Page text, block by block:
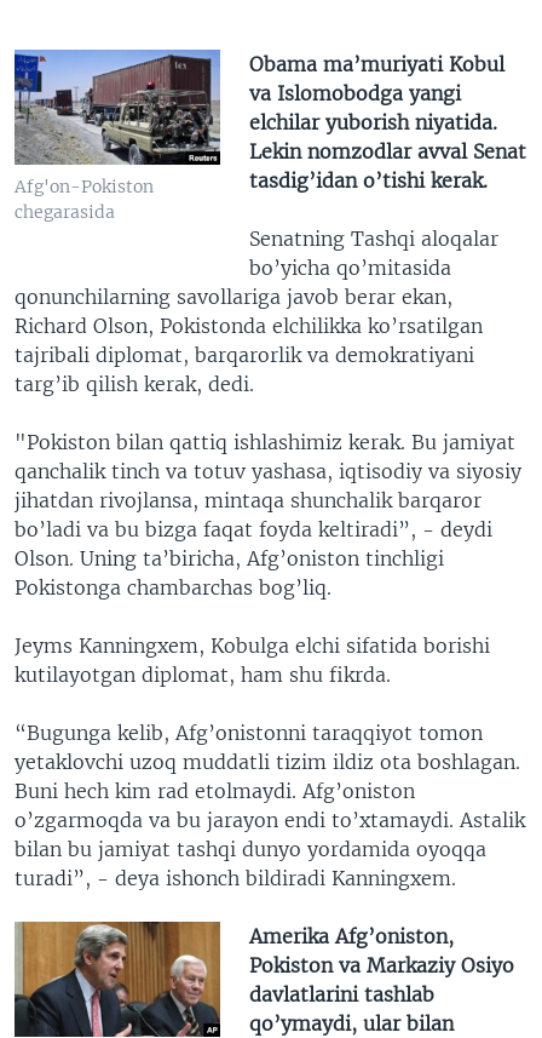
Afg'on-Pokiston
chegarasida
Obama ma’muriyati Kobul
va Islomobodga yangi
elchilar yuborish niyatida.
Lekin nomzodlar avval Senat
tasdig’idan o’tishi kerak.
Senatning Tashqi aloqalar
bo’yicha qo’mitasida
qonunchilarning savollariga javob berar ekan,
Richard Olson, Pokistonda elchilikka ko’rsatilgan
tajribali diplomat, barqarorlik va demokratiyani
targ’ib qilish kerak, dedi.
"Pokiston bilan qattiq ishlashimiz kerak. Bu jamiyat
qanchalik tinch va totuv yashasa, iqtisodiy va siyosiy
jihatdan rivojlansa, mintaqa shunchalik barqaror
bo’ladi va bu bizga faqat foyda keltiradi”, - deydi
Olson. Uning ta’biricha, Afg’oniston tinchligi
Pokistonga chambarchas bog’liq.
Jeyms Kanningxem, Kobulga elchi sifatida borishi
kutilayotgan diplomat, ham shu fikrda.
“Bugunga kelib, Afg’onistonni taraqqiyot tomon
yetaklovchi uzoq muddatli tizim ildiz ota boshlagan.
Buni hech kim rad etolmaydi. Afg’oniston
o’zgarmoqda va bu jarayon endi to’xtamaydi. Astalik
bilan bu jamiyat tashqi dunyo yordamida oyoqqa
turadi”, - deya ishonch bildiradi Kanningxem.
Amerika Afg’oniston,
Pokiston va Markaziy Osiyo
davlatlarini tashlab
qo’ymaydi, ular bilan